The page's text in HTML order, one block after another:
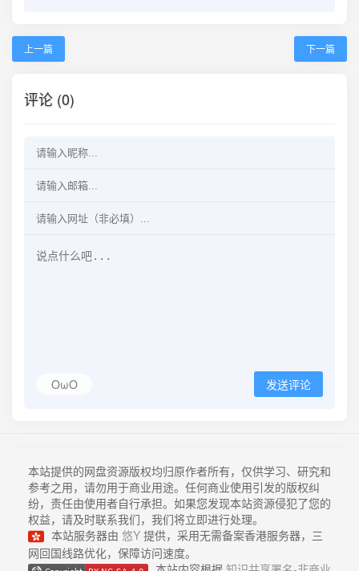
上一篇 下一篇
评论 (0)
OωO 发送评论
本站提供的网盘资源版权均归原作者所有，仅供学习、研究和
参考之用，请勿用于商业用途。任何商业使用引发的版权纠
纷，责任由使用者自行承担。如果您发现本站资源侵犯了您的
权益，请及时联系我们，我们将立即进行处理。
本站服务器由 悠Y 提供，采用无需备案香港服务器，三
网回国线路优化，保障访问速度。